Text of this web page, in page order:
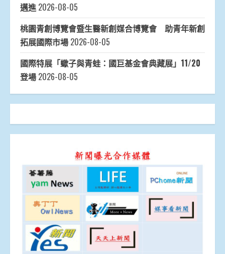
邁進 2026-08-05
桃園青創博覽會暨生醫新創媒合博覽會 助青年新創
拓展國際市場 2026-08-05
國際特展「蠍子與青蛙：國巨基金會典藏展」11/20
登場 2026-08-05